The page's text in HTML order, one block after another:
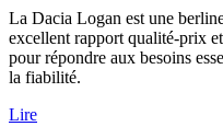
La Dacia Logan est une
excellent rapport qualité-prix
pour répondre aux besoins
la fiabilité.
Lire